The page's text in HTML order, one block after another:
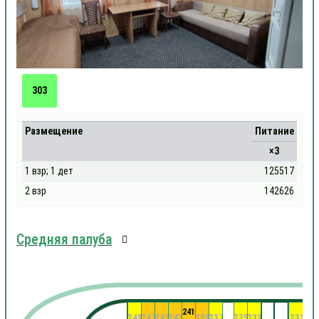
303
Размещение
Питание
×3
1 взр; 1 дет
125517
2 взр
142626
Средняя палуба
231
233
235
237
239
241
243
245
247
249